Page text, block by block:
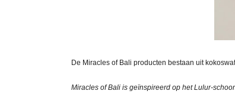
De Miracles of Bali producten bestaan uit
Miracles of Bali is geïnspireerd op het Lulur-